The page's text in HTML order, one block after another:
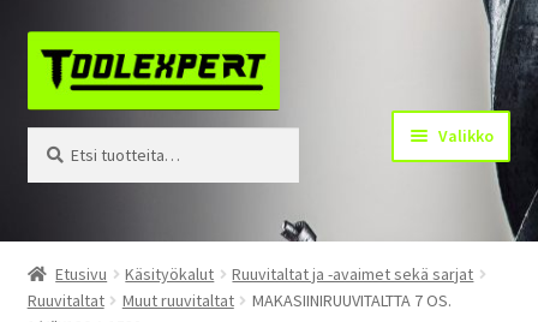
Siirry
navigointiin
Siirry
sisältöön
Valikko
Tuotteet
Yhteystiedot
Etusivu Käsityökalut
Ruuvitaltat ja -avaimet sekä sarjat
Ruuvitaltat
Muut ruuvitaltat
MAKASIINIRUUVITALTTA 7 OS.